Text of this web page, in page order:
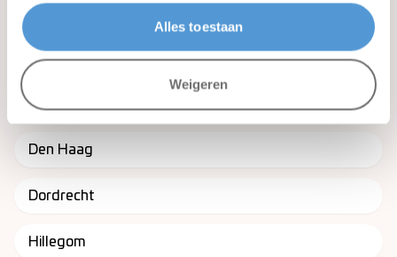
Alles toestaan
Weigeren
In de buurt van Capelle aan den
IJssel
Den Haag
Dordrecht
Hillegom